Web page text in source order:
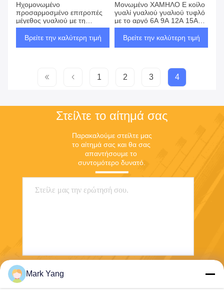
Ηχομονωμένο
προσαρμοσμένο επιτροπές
μέγεθος γυαλιού με τη
θερμική απόδοση
Βρείτε την καλύτερη τιμή
Μονωμένο ΧΑΜΗΛΟ Ε κοίλο
γυαλί γυαλιού γυαλιού τυφλό
με το αργό 6A 9A 12A 15A
18A
Βρείτε την καλύτερη τιμή
1 2 3 4
Στείλτε το αίτημά σας
Παρακαλούμε στείλτε μας
το αίτημά σας και θα σας
απαντήσουμε το
συντομότερο δυνατό.
Mark Yang